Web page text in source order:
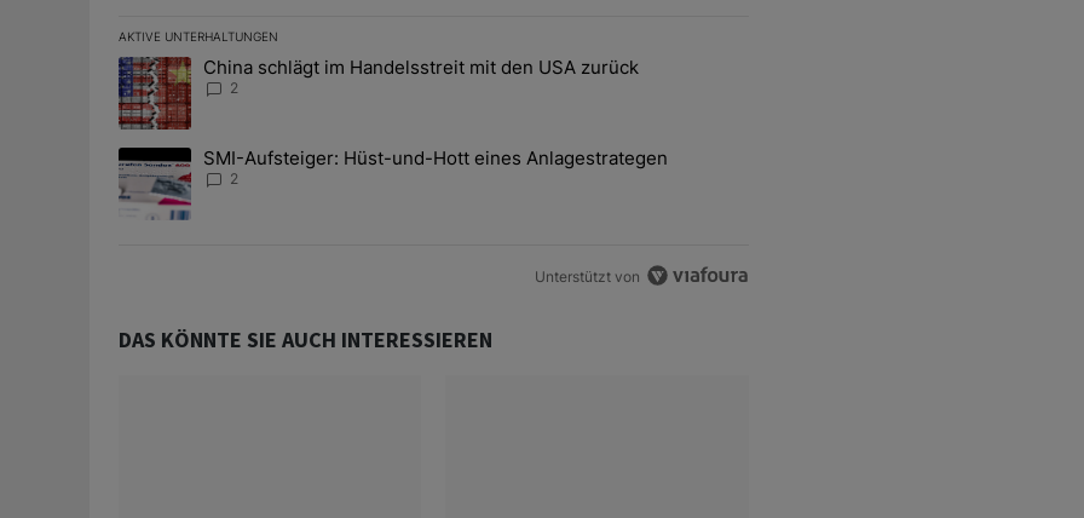
AKTIVE UNTERHALTUNGEN
Das Folgende ist eine Liste der am meisten kommentierten Artikel der letzten 7 days.
Ein Trendartikel mit dem Titel "China schlägt im Handelsstreit mit den USA zurück" mit 2 kommentare.
China schlägt im Handelsstreit mit den USA zurück
2
Ein Trendartikel mit dem Titel "SMI-Aufsteiger: Hüst-und-Hott eines Anlagestrategen" mit 2 kommentare.
SMI-Aufsteiger: Hüst-und-Hott eines Anlagestrategen
2
Unterstützt von
DAS KÖNNTE SIE AUCH INTERESSIEREN